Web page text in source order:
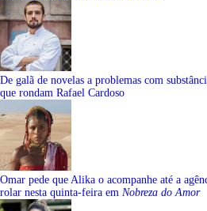
De galã de novelas a problemas com
que rondam Rafael Cardoso
Omar pede que Alika o acompanhe até a
rolar nesta quinta-feira em Nobreza do Amor